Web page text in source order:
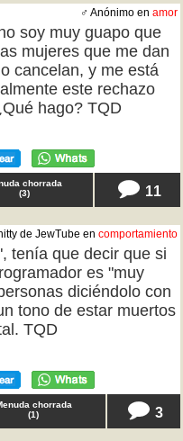
♂ Anónimo en amor
soy muy guapo que
mujeres que me dan
cancelan, y me está
este rechazo
hago? TQD
chorrada
(3) 11
de JewTube en comportamiento
tenía que decir que si
es "muy
diciéndolo con
tono de estar muertos
TQD
chorrada
(1) 3